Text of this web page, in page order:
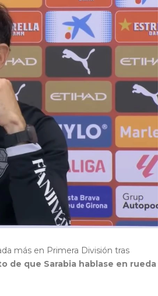
más en Primera División tras
de que Sarabia hablase en rueda